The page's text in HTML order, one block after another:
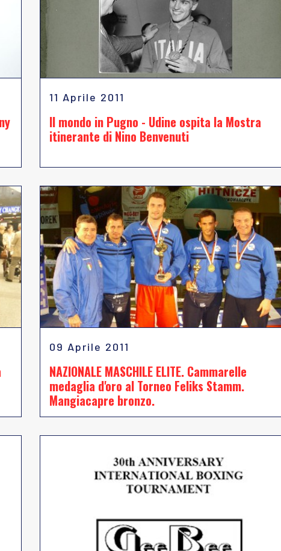
11 Aprile 2011
Il mondo in Pugno - Udine ospita la Mostra
itinerante di Nino Benvenuti
09 Aprile 2011
NAZIONALE MASCHILE ELITE. Cammarelle
medaglia d'oro al Torneo Feliks Stamm.
Mangiacapre bronzo.